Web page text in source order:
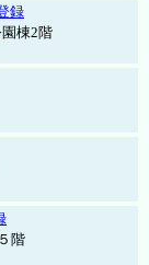
録
棟2階
階